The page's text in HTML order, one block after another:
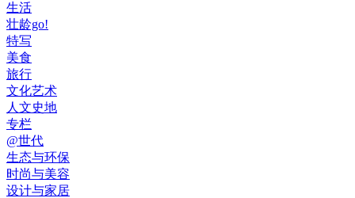
生活
壮龄go!
特写
美食
旅行
文化艺术
人文史地
专栏
@世代
生态与环保
时尚与美容
设计与家居